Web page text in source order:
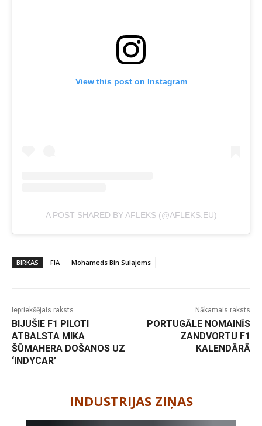
View this post on Instagram
A POST SHARED BY AFLEKS (@AFLEKS.EU)
BIRKAS FIA Mohameds Bin Sulajems
Iepriekšējais raksts
BIJUŠIE F1 PILOTI
ATBALSTA MIKA
ŠŪMAHERA DOŠANOS UZ
‘INDYCAR’
Nākamais raksts
PORTUGĀLE NOMAINĪS
ZANDVORTU F1
KALENDĀRĀ
INDUSTRIJAS ZIŅAS